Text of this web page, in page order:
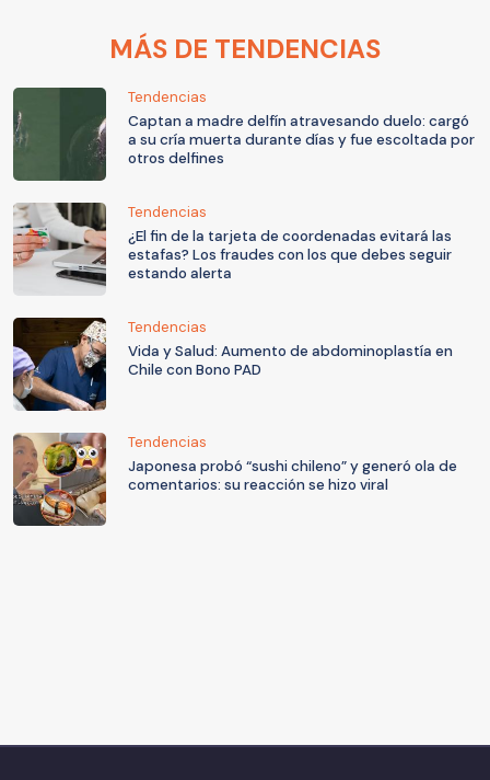
MÁS DE TENDENCIAS
Tendencias
Captan a madre delfín atravesando duelo: cargó
a su cría muerta durante días y fue escoltada por
otros delfines
Tendencias
¿El fin de la tarjeta de coordenadas evitará las
estafas? Los fraudes con los que debes seguir
estando alerta
Tendencias
Vida y Salud: Aumento de abdominoplastía en
Chile con Bono PAD
Tendencias
Japonesa probó “sushi chileno” y generó ola de
comentarios: su reacción se hizo viral